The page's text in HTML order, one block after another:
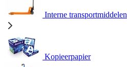
Interne transportmiddelen
Kopieerpapier